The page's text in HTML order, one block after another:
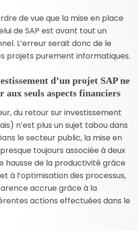
de vue que la mise en place
de SAP est avant tout un
L’erreur serait donc de le
projets purement informatiques.
d’un projet SAP ne
aux seuls aspects financiers
du retour sur investissement
n’est plus un sujet tabou dans
le secteur public, la mise en
toujours associée à deux
hausse de la productivité grâce
à l’optimisation des processus,
accrue grâce à la
actions effectuées dans le